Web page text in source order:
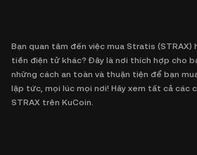
Bạn quan tâm đến việc mua Stratis (STRAX)
tiền điện tử khác? Đây là nơi thích hợp cho
những cách an toàn và thuận tiện để bạn
lập tức, mọi lúc mọi nơi! Hãy xem tất cả các
STRAX trên KuCoin.